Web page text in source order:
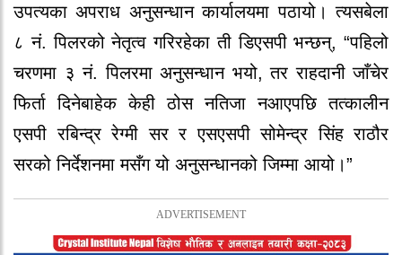
उपत्यका अपराध अनुसन्धान कार्यालयमा पठायो। त्यसबेला
८ नं. पिलरको नेतृत्व गरिरहेका ती डिएसपी भन्छन्, “पहिलो
चरणमा ३ नं. पिलरमा अनुसन्धान भयो, तर राहदानी जाँचेर
फिर्ता दिनेबाहेक केही ठोस नतिजा नआएपछि तत्कालीन
एसपी रबिन्द्र रेग्मी सर र एसएसपी सोमेन्द्र सिंह राठौर
सरको निर्देशनमा मसँग यो अनुसन्धानको जिम्मा आयो।”